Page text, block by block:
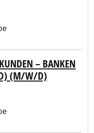
– BANKEN
(M/W/D)